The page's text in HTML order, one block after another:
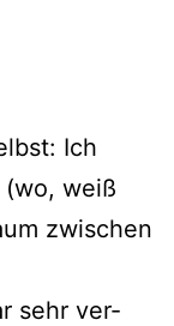
Ich
weiß
zwi­schen
sehr ver­